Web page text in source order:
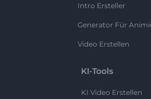
Intro Ersteller
Generator Für
Video Erstellen
KI-Tools
KI Video Erstellen